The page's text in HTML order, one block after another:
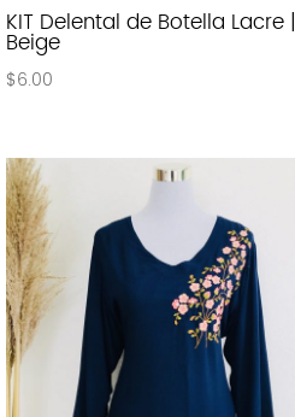
KIT Delental de Botella Lacre |
Beige
$6.00